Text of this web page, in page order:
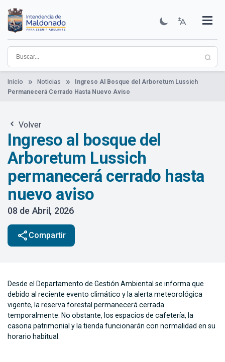
contenido
principal
Institucional
Municipios
Descubre Maldonado
Comunicación
Servicios
Guía De Trámites
Ver Noticias
Inicio Noticias
Ingreso Al Bosque del Arboretum Lussich
Permanecerá Cerrado Hasta Nuevo Aviso
Volver
Ingreso al bosque del
Arboretum Lussich
permanecerá cerrado hasta
nuevo aviso
08 de Abril, 2026
share Compartir
Desde el Departamento de Gestión Ambiental se informa que
debido al reciente evento climático y la alerta meteorológica
vigente, la reserva forestal permanecerá cerrada
temporalmente. No obstante, los espacios de cafetería, la
casona patrimonial y la tienda funcionarán con normalidad en su
horario habitual.